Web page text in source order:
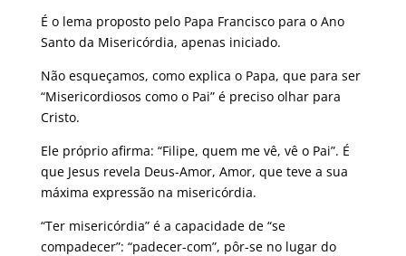
É o lema proposto pelo Papa Francisco para o Ano
Santo da Misericórdia, apenas iniciado.
Não esqueçamos, como explica o Papa, que para ser
“Misericordiosos como o Pai” é preciso olhar para
Cristo.
Ele próprio afirma: “Filipe, quem me vê, vê o Pai”. É
que Jesus revela Deus-Amor, Amor, que teve a sua
máxima expressão na misericórdia.
“Ter misericórdia” é a capacidade de “se
compadecer”: “padecer-com”, pôr-se no lugar do